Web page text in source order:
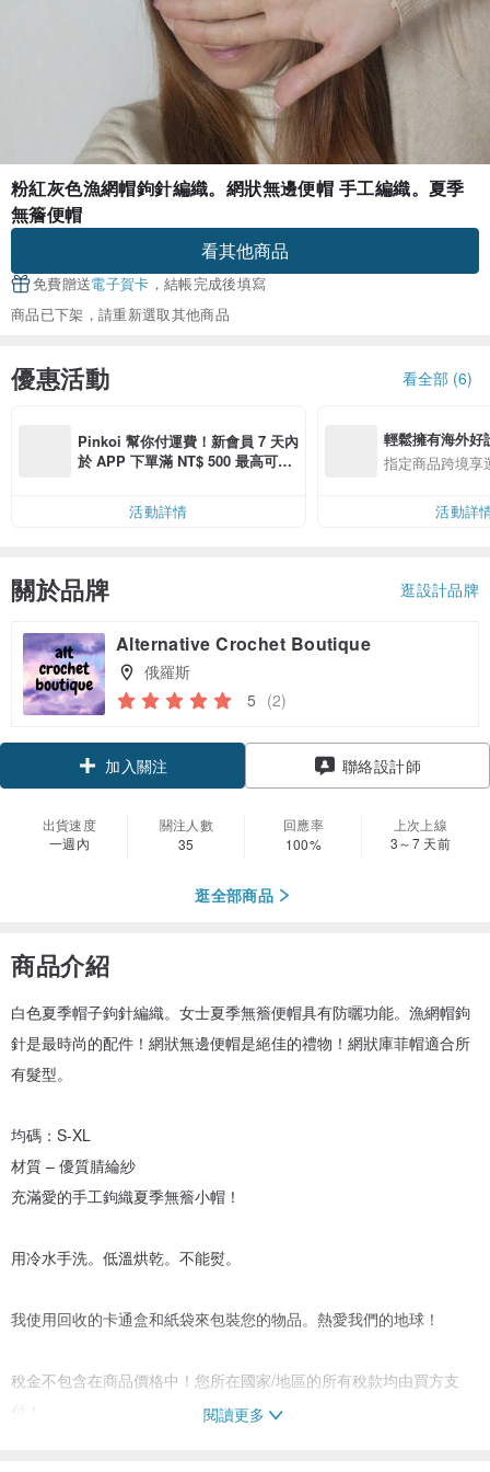
粉紅灰色漁網帽鉤針編織。網狀無邊便帽 手工編織。夏季
無簷便帽
看其他商品
免費贈送電子賀卡 ，結帳完成後填寫
商品已下架，請重新選取其他商品
優惠活動 看全部 (6)
Pinkoi 幫你付運費！新會員 7 天內
於 APP 下單滿 NT$ 500 最高可折
活動詳情
輕鬆擁有海外好
指定商品跨境享
活動詳
關於品牌 逛設計品牌
Alternative Crochet Boutique
俄羅斯
5 (2)
加入關注 聯絡設計師
出貨速度
一週內
關注人數
35
回應率
100%
上次上線
3～7 天前
逛全部商品
商品介紹
白色夏季帽子鉤針編織。女士夏季無簷便帽具有防曬功能。漁網帽鉤
針是最時尚的配件！網狀無邊便帽是絕佳的禮物！網狀庫菲帽適合所
有髮型。
均碼：S-XL
材質 – 優質腈綸紗
充滿愛的手工鉤織夏季無簷小帽！
用冷水手洗。低溫烘乾。不能熨。
我使用回收的卡通盒和紙袋來包裝您的物品。熱愛我們的地球！
稅金不包含在商品價格中！您所在國家/地區的所有稅款均由買方支
付！
閱讀更多